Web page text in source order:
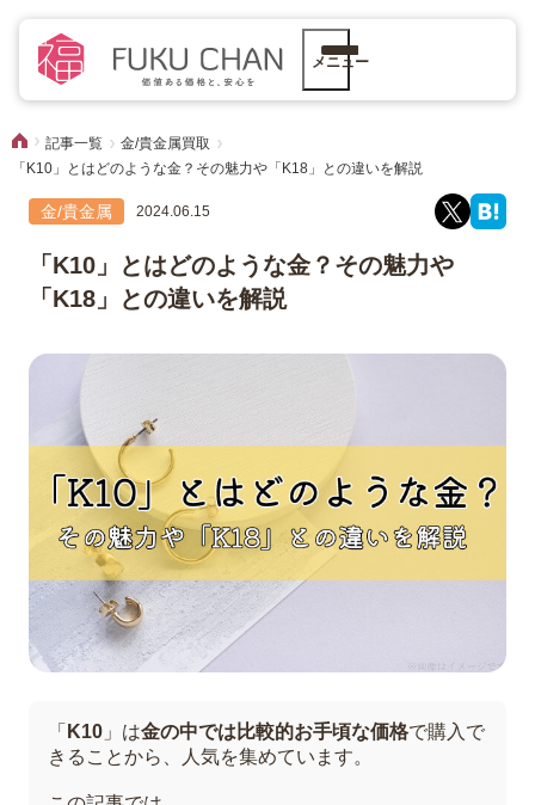
メニュー
記事一覧
金/貴金属買取
「K10」とはどのような金？その魅力や「K18」との違いを解説
金/貴金属 2024.06.15
「K10」とはどのような金？その魅力や
「K18」との違いを解説
「 K10 」は金の中では比較的お手頃な価格で購入で
きることから、人気を集めています。